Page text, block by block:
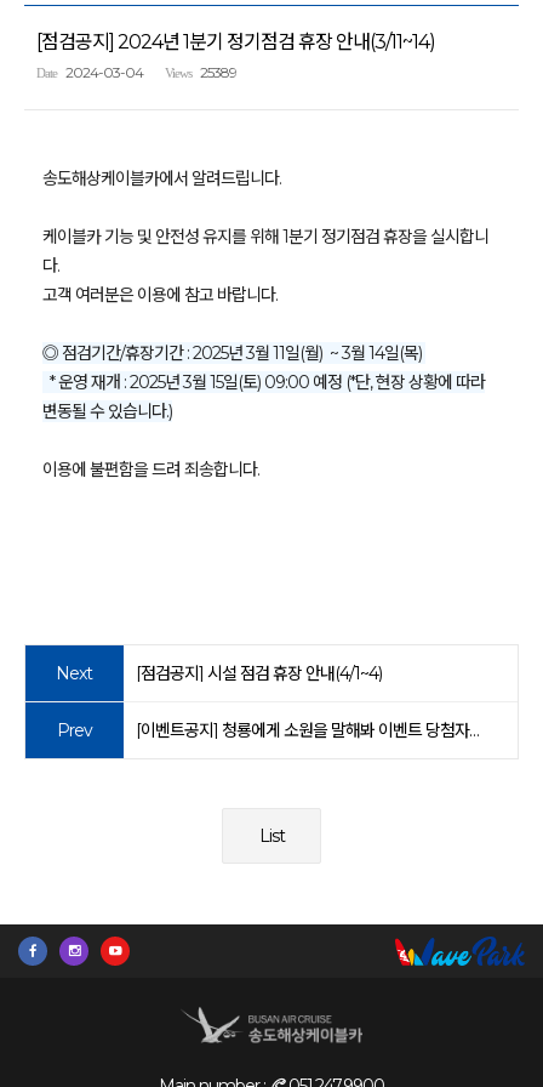
[점검공지] 2024년 1분기 정기점검 휴장 안내(3/11~14)
Date 2024-03-04 Views 25389
송도해상케이블카에서 알려드립니다.
케이블카 기능 및 안전성 유지를 위해 1분기 정기점검 휴장을 실시합니
다.
고객 여러분은 이용에 참고 바랍니다.
◎ 점검기간/휴장기간 : 2025년 3월 11일(월) ~ 3월 14일(목)
* 운영 재개 : 2025년 3월 15일(토) 09:00 예정 (*단, 현장 상황에 따라
변동될 수 있습니다.)
이용에 불편함을 드려 죄송합니다.
Next [점검공지] 시설 점검 휴장 안내(4/1~4)
Prev [이벤트공지] 청룡에게 소원을 말해봐 이벤트 당첨자 안내
List